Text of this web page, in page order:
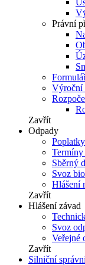
Právní
Výroční
Zavřít
Odpady
Termíny
Sběrný
Svoz
Hlášení
Zavřít
Hlášení závad
Svoz
Veřejné
Zavřít
Silniční